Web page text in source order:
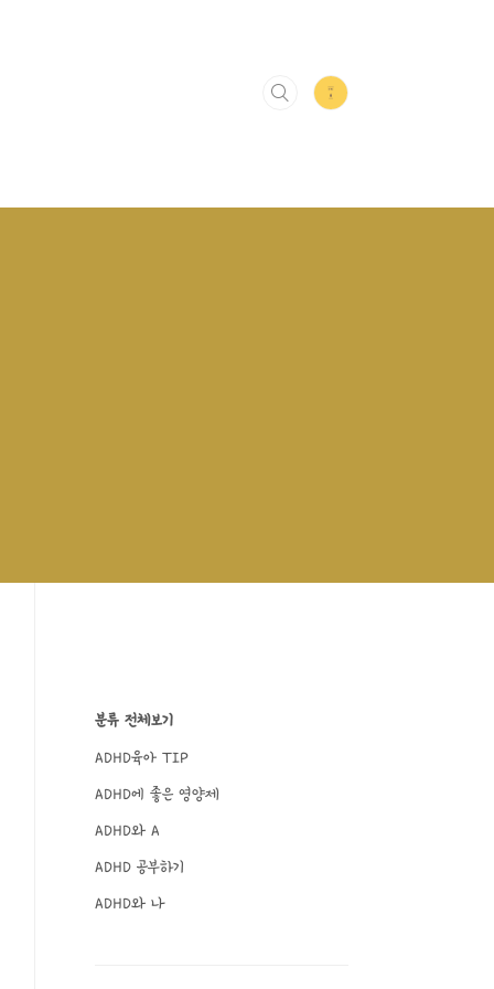
분류 전체보기
ADHD육아 TIP
ADHD에 좋은 영양제
ADHD와 A
ADHD 공부하기
ADHD와 나